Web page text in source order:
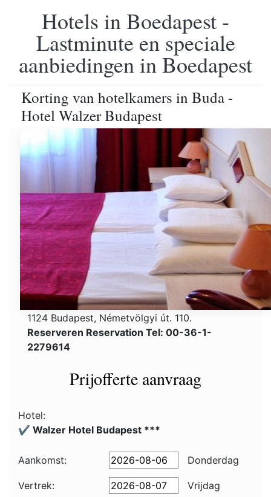
Hotels in Boedapest -
Lastminute en speciale
aanbiedingen in Boedapest
Korting van hotelkamers in Buda -
Hotel Walzer Budapest
1124 Budapest, Németvölgyi út. 110.
Reserveren Reservation Tel: 00-36-1-
2279614
Prijofferte aanvraag
Hotel:
✔️ Walzer Hotel Budapest ***
Aankomst: Donderdag
Vertrek:
Vrijdag